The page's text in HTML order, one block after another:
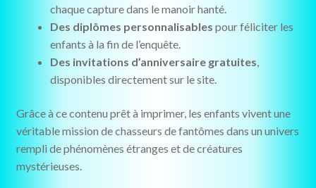
chaque capture dans le manoir hanté.
Des diplômes personnalisables pour féliciter les
enfants à la fin de l’enquête.
Des invitations d’anniversaire gratuites,
disponibles directement sur le site.
Grâce à ce contenu prêt à imprimer, les enfants vivent une
véritable mission de chasseurs de fantômes dans un univers
rempli de phénomènes étranges et de créatures
mystérieuses.